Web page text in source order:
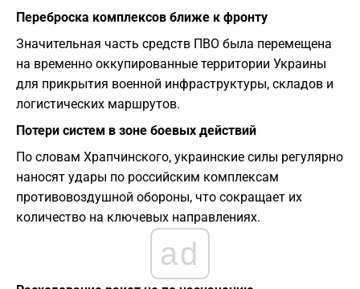
Переброска комплексов ближе к фронту
Значительная часть средств ПВО была перемещена
на временно оккупированные территории Украины
для прикрытия военной инфраструктуры, складов и
логистических маршрутов.
Потери систем в зоне боевых действий
По словам Храпчинского, украинские силы регулярно
наносят удары по российским комплексам
противовоздушной обороны, что сокращает их
количество на ключевых направлениях.
ad